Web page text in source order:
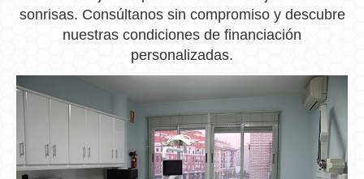
sonrisas. Consúltanos sin compromiso y descubre
nuestras condiciones de financiación
personalizadas.